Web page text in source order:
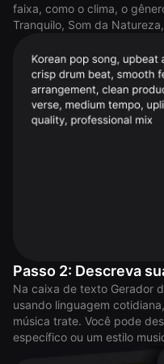
faixa, como o clima, o
Tranquilo, Som da
Passo 2: Descreva
Na caixa de texto Gerador
usando linguagem
música trate. Você pode
específico ou um estilo